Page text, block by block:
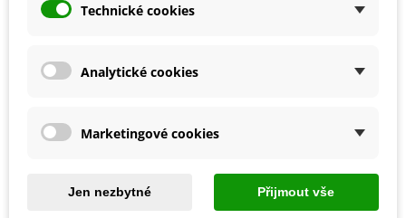
Biochar Mini start - aktivní uhlí
Přidat do košíku
Hoštické slepičince -
Technické cookies
Analytické cookies
Marketingové cookies
Jen nezbytné Přijmout vše